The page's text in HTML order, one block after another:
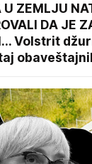
U ZEMLJU
DA JE
Volstrit